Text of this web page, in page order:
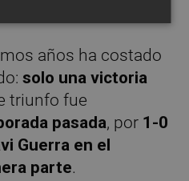
años ha costado
solo una victoria
triunfo fue
pasada, por 1-0
Guerra en el
parte.